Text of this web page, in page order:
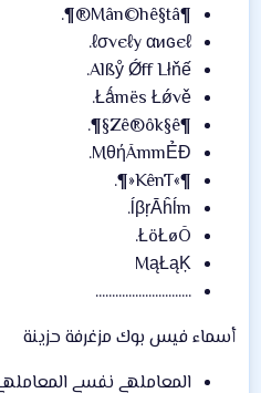
¶Mân©hê§tâ®¶.
ℓσvєℓy αиɢєℓ.
Alßẙ Ǿff Lłňế.
Łǻmës Łǿvě.
¶Zê®ôk§ê§¶.
MθήÃmmẺĐ.
¶»KênT«¶.
ĺβŗĀĥĺm.
ŁöŁøÕ.
MąŁąĶ
.............................
أسماء فيس بوك مزغرفة حزينة
المعاملهے نفسے